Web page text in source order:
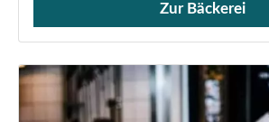
Verkauf von Brötchen,
Zur Bäckerei